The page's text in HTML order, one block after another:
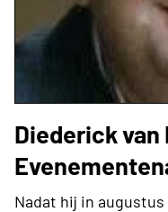
Diederick van
Nadat hij in augustus